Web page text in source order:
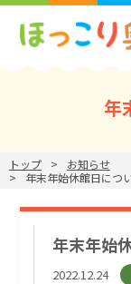
年
トップ
お知らせ
年末年始休館日につ
年末年始
2022.12.24